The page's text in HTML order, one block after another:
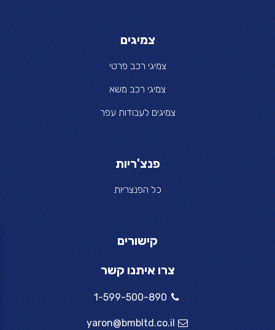
צמיגים
צמיגי רכב פרטי
צמיגי רכב משא
צמיגים לעבודות עפר
פנצ'ריות
כל הפנצריות
קישורים
צרו איתנו קשר
1-599-500-890
yaron@bmbltd.co.il